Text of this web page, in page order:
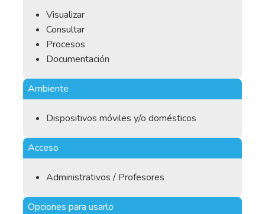
Visualizar
Consultar
Procesos
Documentación
Ambiente
Dispositivos móviles y/o domésticos
Acceso
Administrativos / Profesores
Opciones para usarlo